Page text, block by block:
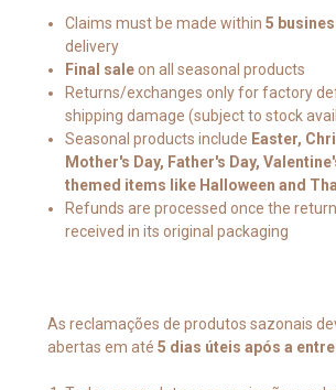
Claims must be made within5
delivery
Final saleon all seasonal products
Returns/exchanges only for factory
shipping damage (subject to stock
Seasonal products include Easter,
Mother's Day, Father's Day,
themed items like Halloween and
Refunds are processed once the
received in its original packaging
As reclamações de produtos sazonais
abertas em até 5 dias úteis após a